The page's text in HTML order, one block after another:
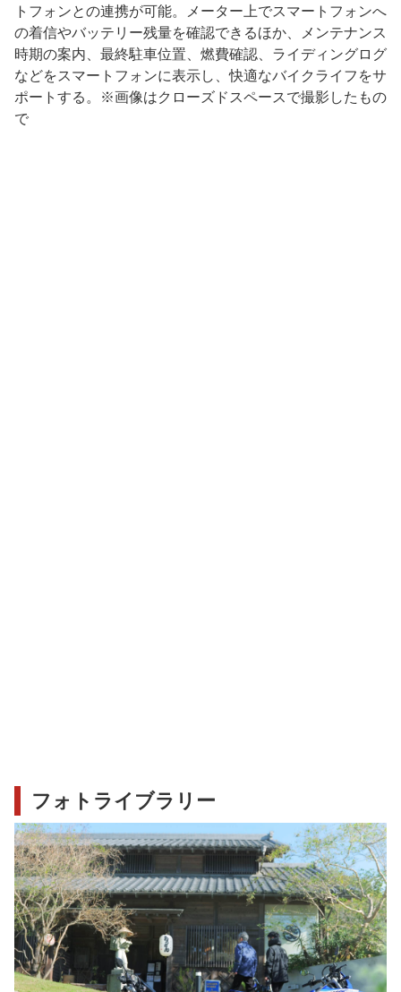
トフォンとの連携が可能。メーター上でスマートフォンへ
の着信やバッテリー残量を確認できるほか、メンテナンス
時期の案内、最終駐車位置、燃費確認、ライディングログ
などをスマートフォンに表示し、快適なバイクライフをサ
ポートする。※画像はクローズドスペースで撮影したもの
で
フォトライブラリー